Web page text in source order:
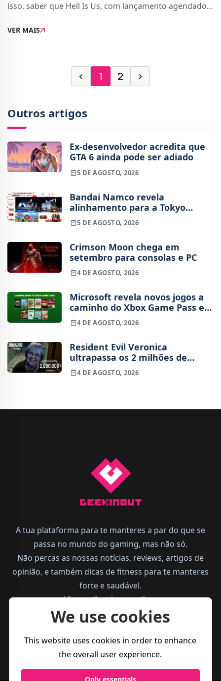
isso, saber que Hell Is Us, com lançamento agendado
demo é, sem dúvida, uma boa notícia.Contudo,
VER MAIS
‹ 1 2 ›
Outros artigos
Ex-desenvolvedor acredita que
GTA 6 ainda pode ser adiado
5 DE AGOSTO, 2026
Bandai Namco revela
alinhamento para a Tokyo
Game Show 2026
5 DE AGOSTO, 2026
Crimson Moon chega em
setembro para consolas e PC
4 DE AGOSTO, 2026
Microsoft revela novos jogos a
caminho do Xbox Game Pass em
agosto
4 DE AGOSTO, 2026
Resident Evil Veronica
ultrapassa os 2 milhões de
wishlists
4 DE AGOSTO, 2026
A tua plataforma para te manteres a par do que se
passa no mundo do gaming, mas não só.
Não percas as nossas notícias, reviews, artigos de
opinião, e também dicas de fitness para te manteres
forte e saudável.
Vive melhor, joga melhor.
We use cookies
This website uses cookies in order to enhance
the overall user experience.
Only essentials